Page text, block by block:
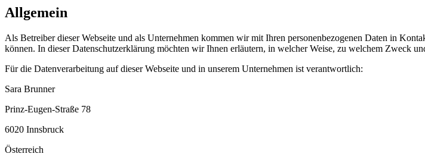
Allgemein
Als Betreiber dieser Webseite und als Unternehmen kommen wir mit Ihren personenbezogenen Daten in
können. In dieser Datenschutzerklärung möchten wir Ihnen erläutern, in welcher Weise, zu welchem Zweck
Für die Datenverarbeitung auf dieser Webseite und in unserem Unternehmen ist verantwortlich:
Sara Brunner
Prinz-Eugen-Straße 78
6020 Innsbruck
Österreich